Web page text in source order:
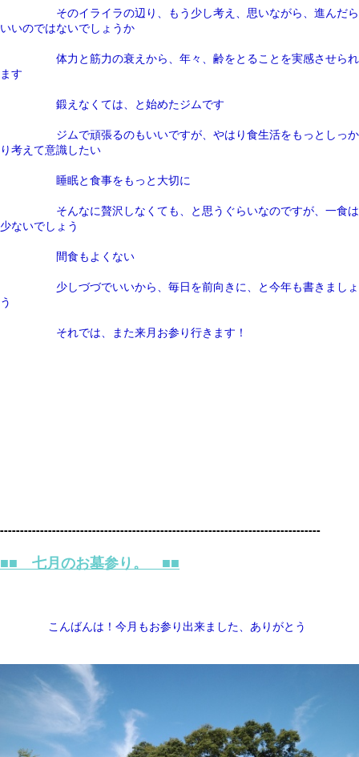
そのイライラの辺り、もう少し考え、思いながら、進んだら
いいのではないでしょうか
体力と筋力の衰えから、年々、齢をとることを実感させられ
ます
鍛えなくては、と始めたジムです
ジムで頑張るのもいいですが、やはり食生活をもっとしっか
り考えて意識したい
睡眠と食事をもっと大切に
そんなに贅沢しなくても、と思うぐらいなのですが、一食は
少ないでしょう
間食もよくない
少しづづでいいから、毎日を前向きに、と今年も書きましょ
う
それでは、また来月お参り行きます！
--------------------------------------------------------------------------------
■■ 七月のお墓参り。 ■■
こんばんは！今月もお参り出来ました、ありがとう